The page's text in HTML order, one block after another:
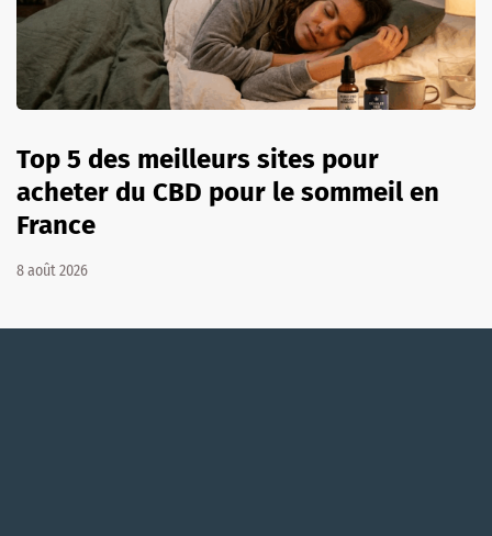
Top 5 des meilleurs sites pour
acheter du CBD pour le sommeil en
France
8 août 2026